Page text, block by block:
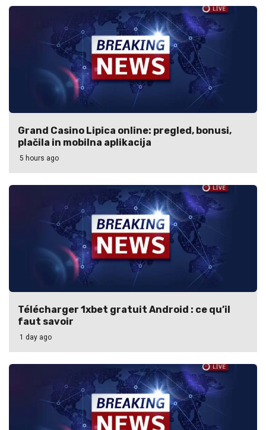
Grand Casino Lipica online: pregled, bonusi,
plačila in mobilna aplikacija
5 hours ago
Télécharger 1xbet gratuit Android : ce qu’il
faut savoir
1 day ago